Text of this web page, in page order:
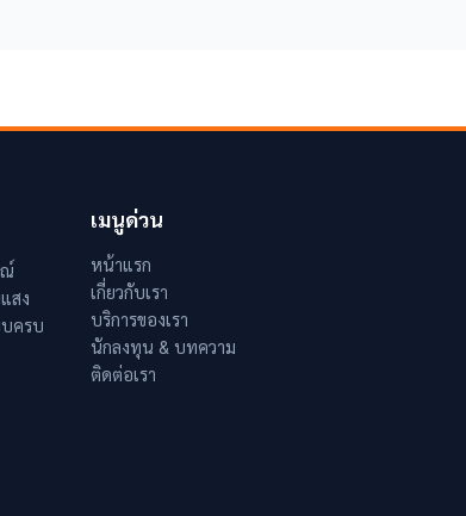
สง
ครบ
เมนูด่วน
หน้าแรก
เกี่ยวกับเรา
บริการของเรา
นักลงทุน & บทความ
ติดต่อเรา